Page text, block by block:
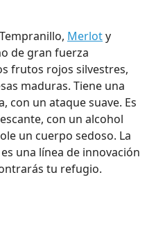
Merloty
de gran fuerza
frutos rojos silvestres,
maduras. Tiene una
con un ataque suave. Es
con un alcohol
un cuerpo sedoso. La
una línea de innovación
tu refugio.